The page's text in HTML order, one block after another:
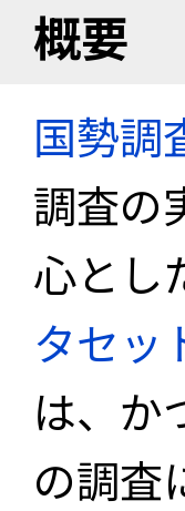
概要
国勢調
調査の
心とし
タセッ
は、か
の調査